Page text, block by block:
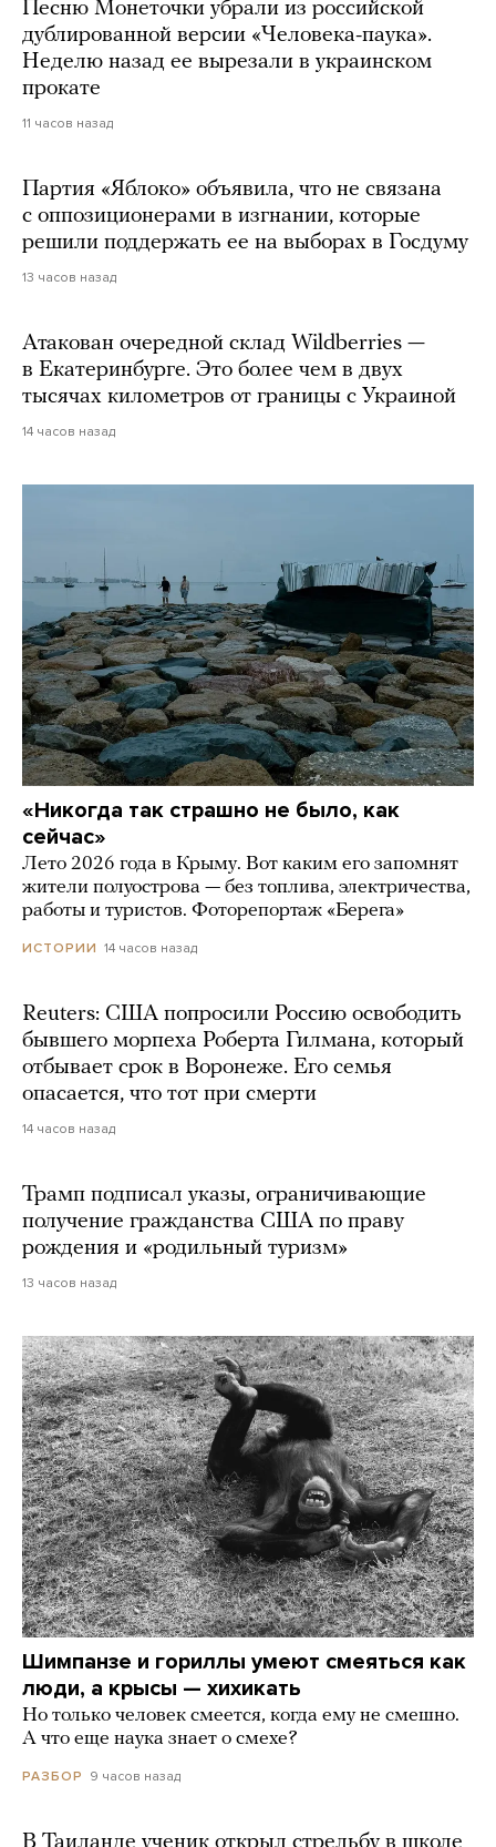
Песню Монеточки убрали из российской
дублированной версии «Человека-паука».
Неделю назад ее вырезали в украинском
прокате
11 часов назад
Партия «Яблоко» объявила, что не связана
с оппозиционерами в изгнании, которые
решили поддержать ее на выборах в Госдуму
13 часов назад
Атакован очередной склад Wildberries —
в Екатеринбурге. Это более чем в двух
тысячах километров от границы с Украиной
14 часов назад
«Никогда так страшно не было, как
сейчас»
Лето 2026 года в Крыму. Вот каким его запомнят
жители полуострова — без топлива, электричества,
работы и туристов. Фоторепортаж «Берега»
ИСТОРИИ 14 часов назад
Reuters: США попросили Россию освободить
бывшего морпеха Роберта Гилмана, который
отбывает срок в Воронеже. Его семья
опасается, что тот при смерти
14 часов назад
Трамп подписал указы, ограничивающие
получение гражданства США по праву
рождения и «родильный туризм»
13 часов назад
Шимпанзе и гориллы умеют смеяться как
люди, а крысы — хихикать
Но только человек смеется, когда ему не смешно.
А что еще наука знает о смехе?
РАЗБОР 9 часов назад